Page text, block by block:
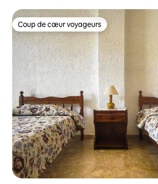
Coup de cœur voyageurs
Coup de cœur voyageurs